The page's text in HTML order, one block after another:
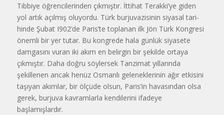
Tıbbiye öğrencilerinden çıkmıştır. İttihat Terakki’ye giden
yol artık açılmış olu­yordu. Türk burjuvazisinin siyasal tari­
hinde Şubat I902’de Paris’te toplanan ilk Jön Türk Kongresi
önemli bir yer tutar. Bu kongrede hala günlük siyasete
damgasını vuran iki akım en belirgin bir şekilde ortaya
çıkmıştır. Daha doğru söylersek Tanzimat yıllarında
şekillenen ancak henüz Osmanlı geleneklerinin ağır etkisini
taşıyan akımlar, bir ölçüde olsun, Paris’in havasından olsa
gerek, burjuva kavramlarla kendilerini ifadeye
başlamışlardır.